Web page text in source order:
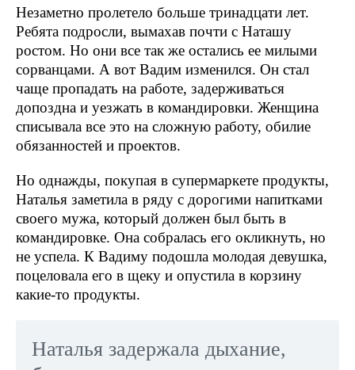
Незаметно пролетело больше тринадцати лет.
Ребята подросли, вымахав почти с Наташу
ростом. Но они все так же остались ее милыми
сорванцами. А вот Вадим изменился. Он стал
чаще пропадать на работе, задерживаться
допоздна и уезжать в командировки. Женщина
списывала все это на сложную работу, обилие
обязанностей и проектов.
Но однажды, покупая в супермаркете продукты,
Наталья заметила в ряду с дорогими напитками
своего мужа, который должен был быть в
командировке. Она собралась его окликнуть, но
не успела. К Вадиму подошла молодая девушка,
поцеловала его в щеку и опустила в корзину
какие-то продукты.
Наталья задержала дыхание,